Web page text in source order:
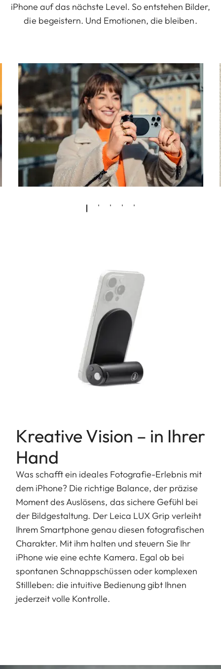
iPhone auf das nächste Level. So entstehen Bilder,
die begeistern. Und Emotionen, die bleiben.
Kreative Vision – in Ihrer
Hand
Was schafft ein ideales Fotografie-Erlebnis mit
dem iPhone? Die richtige Balance, der präzise
Moment des Auslösens, das sichere Gefühl bei
der Bildgestaltung. Der Leica LUX Grip verleiht
Ihrem Smartphone genau diesen fotografischen
Charakter. Mit ihm halten und steuern Sie Ihr
iPhone wie eine echte Kamera. Egal ob bei
spontanen Schnappschüssen oder komplexen
Stillleben: die intuitive Bedienung gibt Ihnen
jederzeit volle Kontrolle.